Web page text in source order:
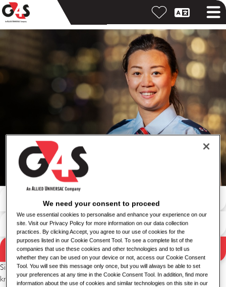
Hasil pencarian
Cari dengan kata kunci
Cari berdasarkan lokasi
Pencarian
Silakan coba kombinasi kata kunci/lokasi yang berbeda atau perluas
kriteria pencarian Anda.
We need your consent to proceed
We use essential cookies to personalise and enhance your experience on our
site. Visit our Privacy Policy for more information on our data collection
practices. By clicking Accept, you agree to our use of cookies for the
purposes listed in our Cookie Consent Tool. To see a complete list of the
companies that use these cookies and other technologies and to tell us
whether they can be used on your device or not, access our Cookie Consent
Tool. You will see this message only once, but you will always be able to set
your preferences at any time in the Cookie Consent Tool. In addition, find more
information about the use of cookies and similar technologies on this site in our